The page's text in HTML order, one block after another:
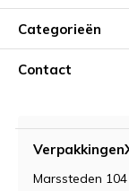
Categorieën
Contact
Marssteden 104